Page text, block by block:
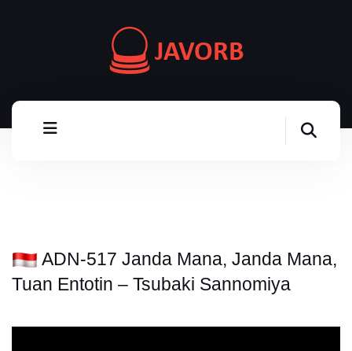
ADN-517 Janda Mana, Janda Mana,
Tuan Entotin – Tsubaki Sannomiya